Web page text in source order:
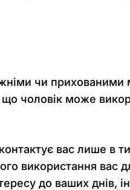
чи прихованими
що чоловік може
вас лише в
використання вас
до ваших днів,